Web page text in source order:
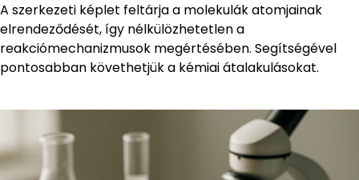
A szerkezeti képlet feltárja a molekulák atomjainak
elrendeződését, így nélkülözhetetlen a
reakciómechanizmusok megértésében. Segítségével
pontosabban követhetjük a kémiai átalakulásokat.